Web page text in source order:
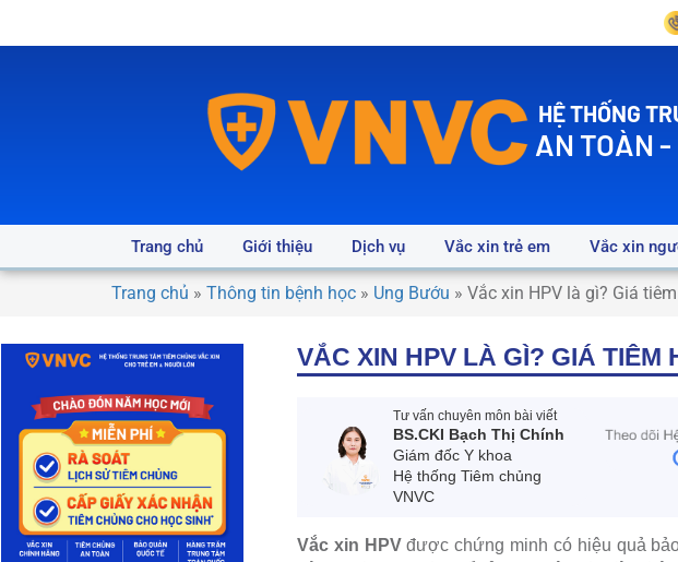
HỆ THỐNG
AN TOÀN -
Trang chủ Giới thiệu Dịch vụ Vắc xin trẻ em Vắc xin
Trang chủ » Thông tin bệnh học » Ung Bướu » Vắc xin HPV là gì? Giá
VẮC XIN HPV LÀ GÌ? GIÁ TIÊM
Tư vấn chuyên môn bài viết
BS.CKI Bạch Thị Chính
Giám đốc Y khoa
Hệ thống Tiêm chủng
VNVC
Vắc xin HPVđược chứng minh có hiệu quả